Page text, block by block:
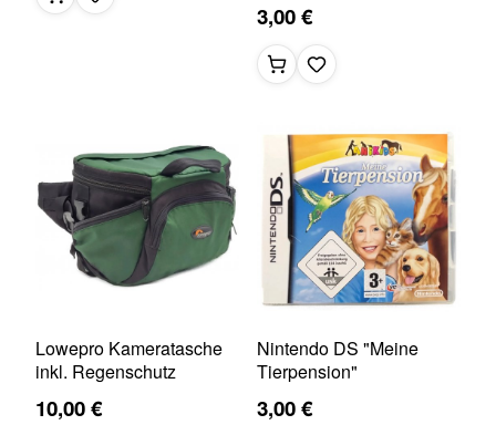
3,00 €
Lowepro Kameratasche
inkl. Regenschutz
10,00 €
Nintendo DS "Meine
Tierpension"
3,00 €